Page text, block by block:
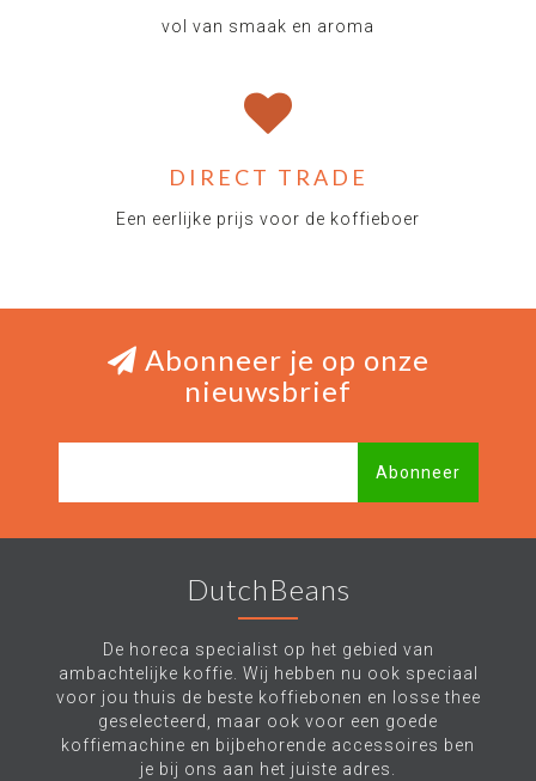
vol van smaak en aroma
DIRECT TRADE
Een eerlijke prijs voor de koffieboer
Abonneer je op onze
nieuwsbrief
Abonneer
DutchBeans
De horeca specialist op het gebied van
ambachtelijke koffie. Wij hebben nu ook speciaal
voor jou thuis de beste koffiebonen en losse thee
geselecteerd, maar ook voor een goede
koffiemachine en bijbehorende accessoires ben
je bij ons aan het juiste adres.